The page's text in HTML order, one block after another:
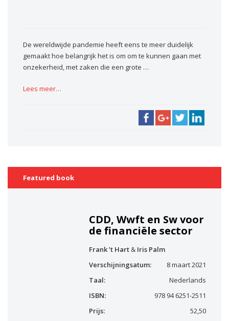
De wereldwijde pandemie heeft eens te meer duidelijk
gemaakt hoe belangrijk het is om om te kunnen gaan met
onzekerheid, met zaken die een grote …
Lees meer…
Featured book
CDD, Wwft en Sw voor
de financiële sector
Frank ’t Hart & Iris Palm
Verschijningsatum:
8 maart 2021
Taal:
Nederlands
ISBN:
978 94 6251-2511
Prijs:
52,50